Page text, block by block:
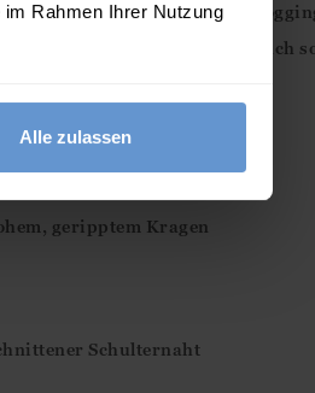
Rahmen Ihrer Nutzung
Alle zulassen
passenden, geradlinigen
Look oder tragen Sie ihn einfach
geripptem Kragen
Schulternaht